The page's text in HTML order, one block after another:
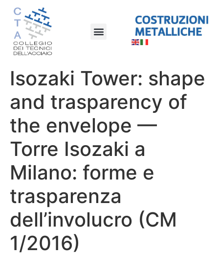
Isozaki Tower: shape
and trasparency of
the envelope —
Torre Isozaki a
Milano: forme e
trasparenza
dell’involucro (CM
1/2016)